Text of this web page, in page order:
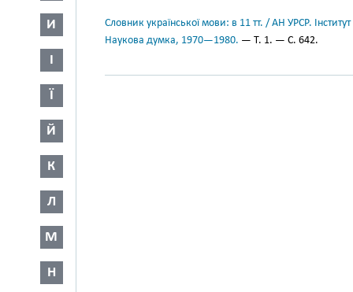
И
І
Ї
Й
К
Л
М
Н
Словник української мови: в 11 тт. / АН УРСР.
Наукова думка, 1970—1980. — Т. 1. — С. 642.